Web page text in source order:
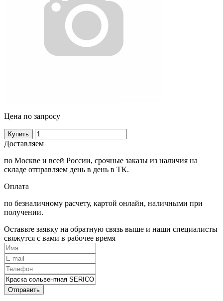
Цена по запросу
Купить
Доставляем
по Москве и всей России, срочные заказы из наличия на
складе отправляем день в день в ТК.
Оплата
по безналичному расчету, картой онлайн, наличными при
получении.
Оставьте заявку на обратную связь выше и наши специалисты
свяжутся с вами в рабочее время
Отправить